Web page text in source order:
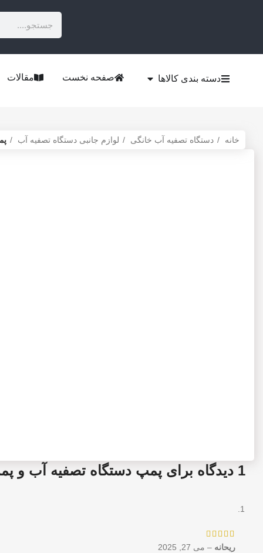
دسته بندی کالاها صفحه نخست مقالات
خانه دستگاه تصفیه آب خانگی لوازم جانبی دستگاه تصفیه آب
1 دیدگاه برای پمپ دستگاه تصفیه آب و
ریحانه – می 27, 2025